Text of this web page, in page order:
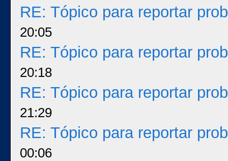
RE: Tópico para reportar
20:05
RE: Tópico para reportar
20:18
RE: Tópico para reportar
21:29
RE: Tópico para reportar
00:06